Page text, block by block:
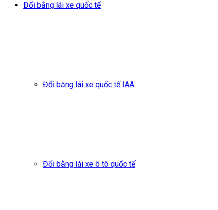
Đổi bằng lái xe quốc tế
Đổi bằng lái xe quốc tế IAA
Đổi bằng lái xe ô tô quốc tế